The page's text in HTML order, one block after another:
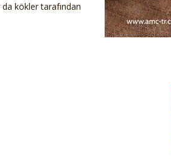
da kökler tarafından